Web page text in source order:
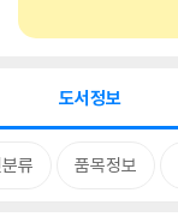
도서정보
류 품목정보